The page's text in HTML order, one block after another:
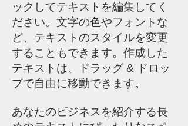
ックしてテキストを編集してく
ださい。文字の色やフォントな
ど、テキストのスタイルを変更
することもできます。作成した
テキストは、ドラッグ & ドロッ
プで自由に移動できます。
あなたのビジネスを紹介する長